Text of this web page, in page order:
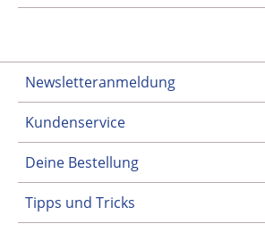
Newsletteranmeldung
Kundenservice
Deine Bestellung
Tipps und Tricks